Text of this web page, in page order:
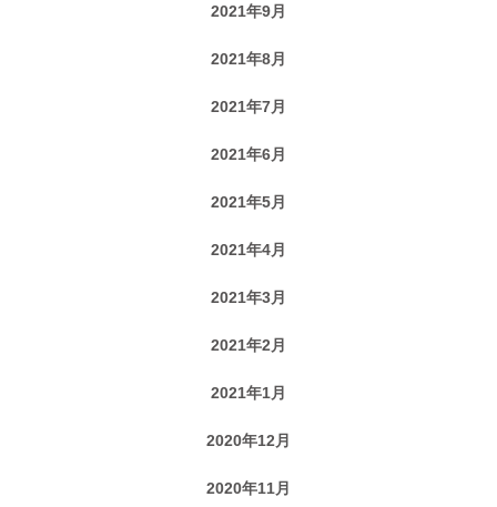
2021年9月
2021年8月
2021年7月
2021年6月
2021年5月
2021年4月
2021年3月
2021年2月
2021年1月
2020年12月
2020年11月